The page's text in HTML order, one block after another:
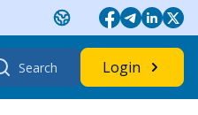
Login